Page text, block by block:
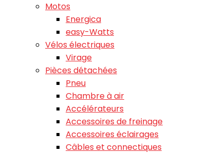
Motos
Energica
easy-Watts
Vélos électriques
Virage
Pièces détachées
Pneu
Chambre à air
Accélérateurs
Accessoires de freinage
Accessoires éclairages
Câbles et connectiques